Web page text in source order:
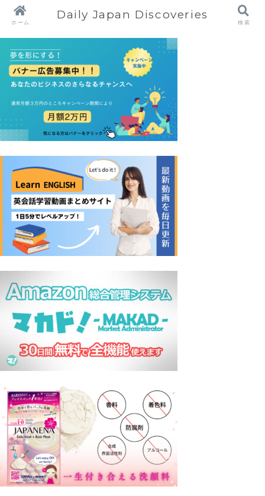
ホーム
Daily Japan Discoveries
検索